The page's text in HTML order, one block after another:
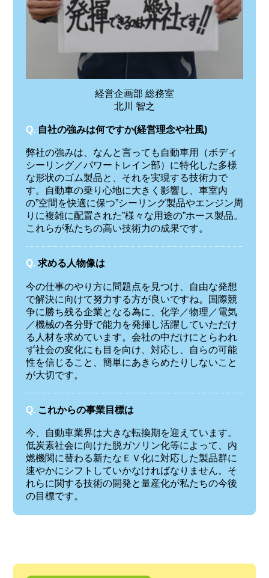
経営企画部 総務室
北川 智之
Q. 自社の強みは何ですか(経営理念や社風)
弊社の強みは、なんと言っても自動車用（ボディ
シーリング／パワートレイン部）に特化した多様
な形状のゴム製品と、それを実現する技術力で
す。自動車の乗り心地に大きく影響し、車室内
の”空間を快適に保つ”シーリング製品やエンジン周
りに複雑に配置された”様々な用途の”ホース製品。
これらが私たちの高い技術力の成果です。
Q. 求める人物像は
今の仕事のやり方に問題点を見つけ、自由な発想
で解決に向けて努力する方が良いですね。国際競
争に勝ち残る企業となる為に、化学／物理／電気
／機械の各分野で能力を発揮し活躍していただけ
る人材を求めています。会社の中だけにとらわれ
ず社会の変化にも目を向け、対応し、自らの可能
性を信じること、簡単にあきらめたりしないこと
が大切です。
Q. これからの事業目標は
今、自動車業界は大きな転換期を迎えています。
低炭素社会に向けた脱ガソリン化等によって、内
燃機関に替わる新たなＥＶ化に対応した製品群に
速やかにシフトしていかなければなりません。そ
れらに関する技術の開発と量産化が私たちの今後
の目標です。